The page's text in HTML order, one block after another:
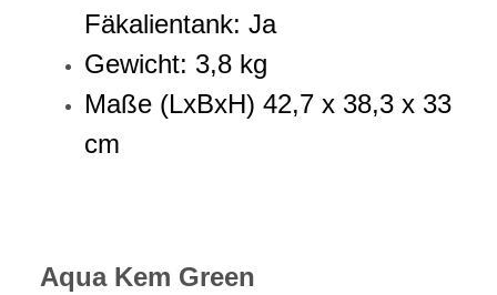
Fäkalientank: Ja
Gewicht: 3,8 kg
Maße (LxBxH) 42,7 x 38,3 x 33
cm
Aqua Kem Green